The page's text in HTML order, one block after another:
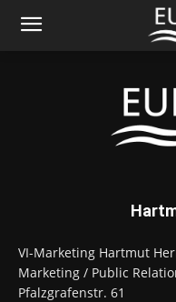
VI-Marketing Hartmut
Marketing / Public
Pfalzgrafenstr. 61